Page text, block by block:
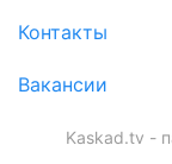
Контакты
Вакансии
Kaskad.tv -